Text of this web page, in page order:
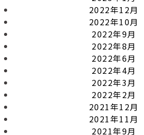
2022年12月
2022年10月
2022年9月
2022年8月
2022年6月
2022年4月
2022年3月
2022年2月
2021年12月
2021年11月
2021年9月